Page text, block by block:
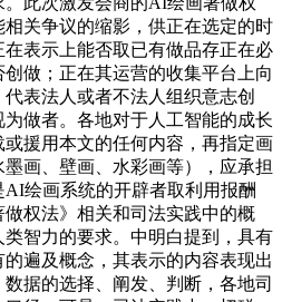
关争议的缩影，供正在选定的时
表示上能否取已有做品存正在必
做；正在其运营的收集平台上向
表法人或者不法人组织意志创
做者。各地对于人工智能的成长
援用本文的任何内容，再指定画
画、壁画、水彩画等），应承担
绘画系统的开辟者取利用报酬
权法》相关和司法实践中的概
智力的要求。中明白提到，具有
遍及概念，其表示的内容表现出
据的选择、阐发、判断，各地司